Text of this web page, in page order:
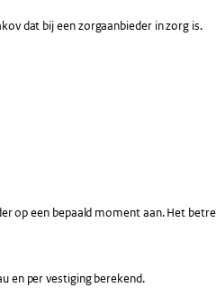
dat bij een zorgaanbieder in zorg is.
op een bepaald moment aan. Het
en per vestiging berekend.